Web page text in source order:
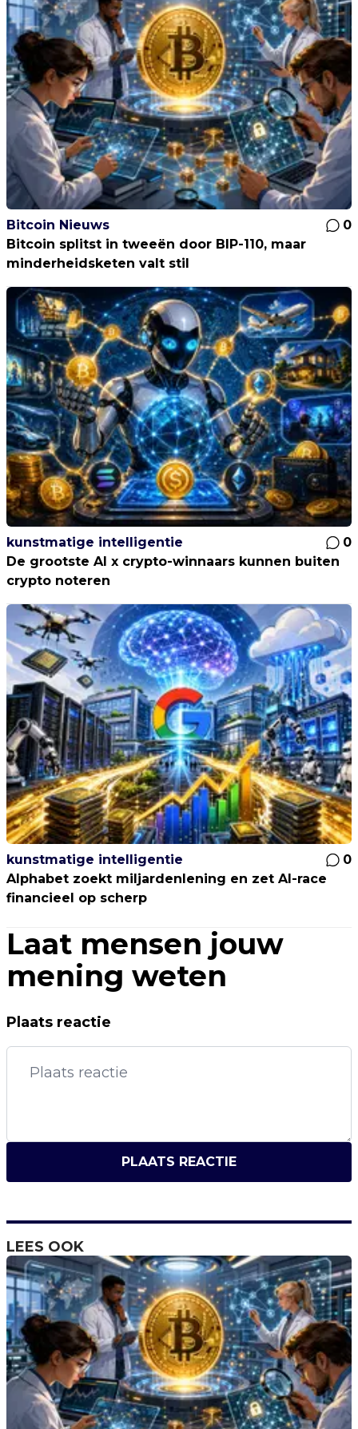
Bitcoin Nieuws
0
Bitcoin splitst in tweeën door BIP-110, maar
minderheidsketen valt stil
kunstmatige intelligentie
0
De grootste AI x crypto-winnaars kunnen buiten
crypto noteren
kunstmatige intelligentie
0
Alphabet zoekt miljardenlening en zet AI-race
financieel op scherp
Laat mensen jouw
mening weten
Plaats reactie
PLAATS REACTIE
LEES OOK